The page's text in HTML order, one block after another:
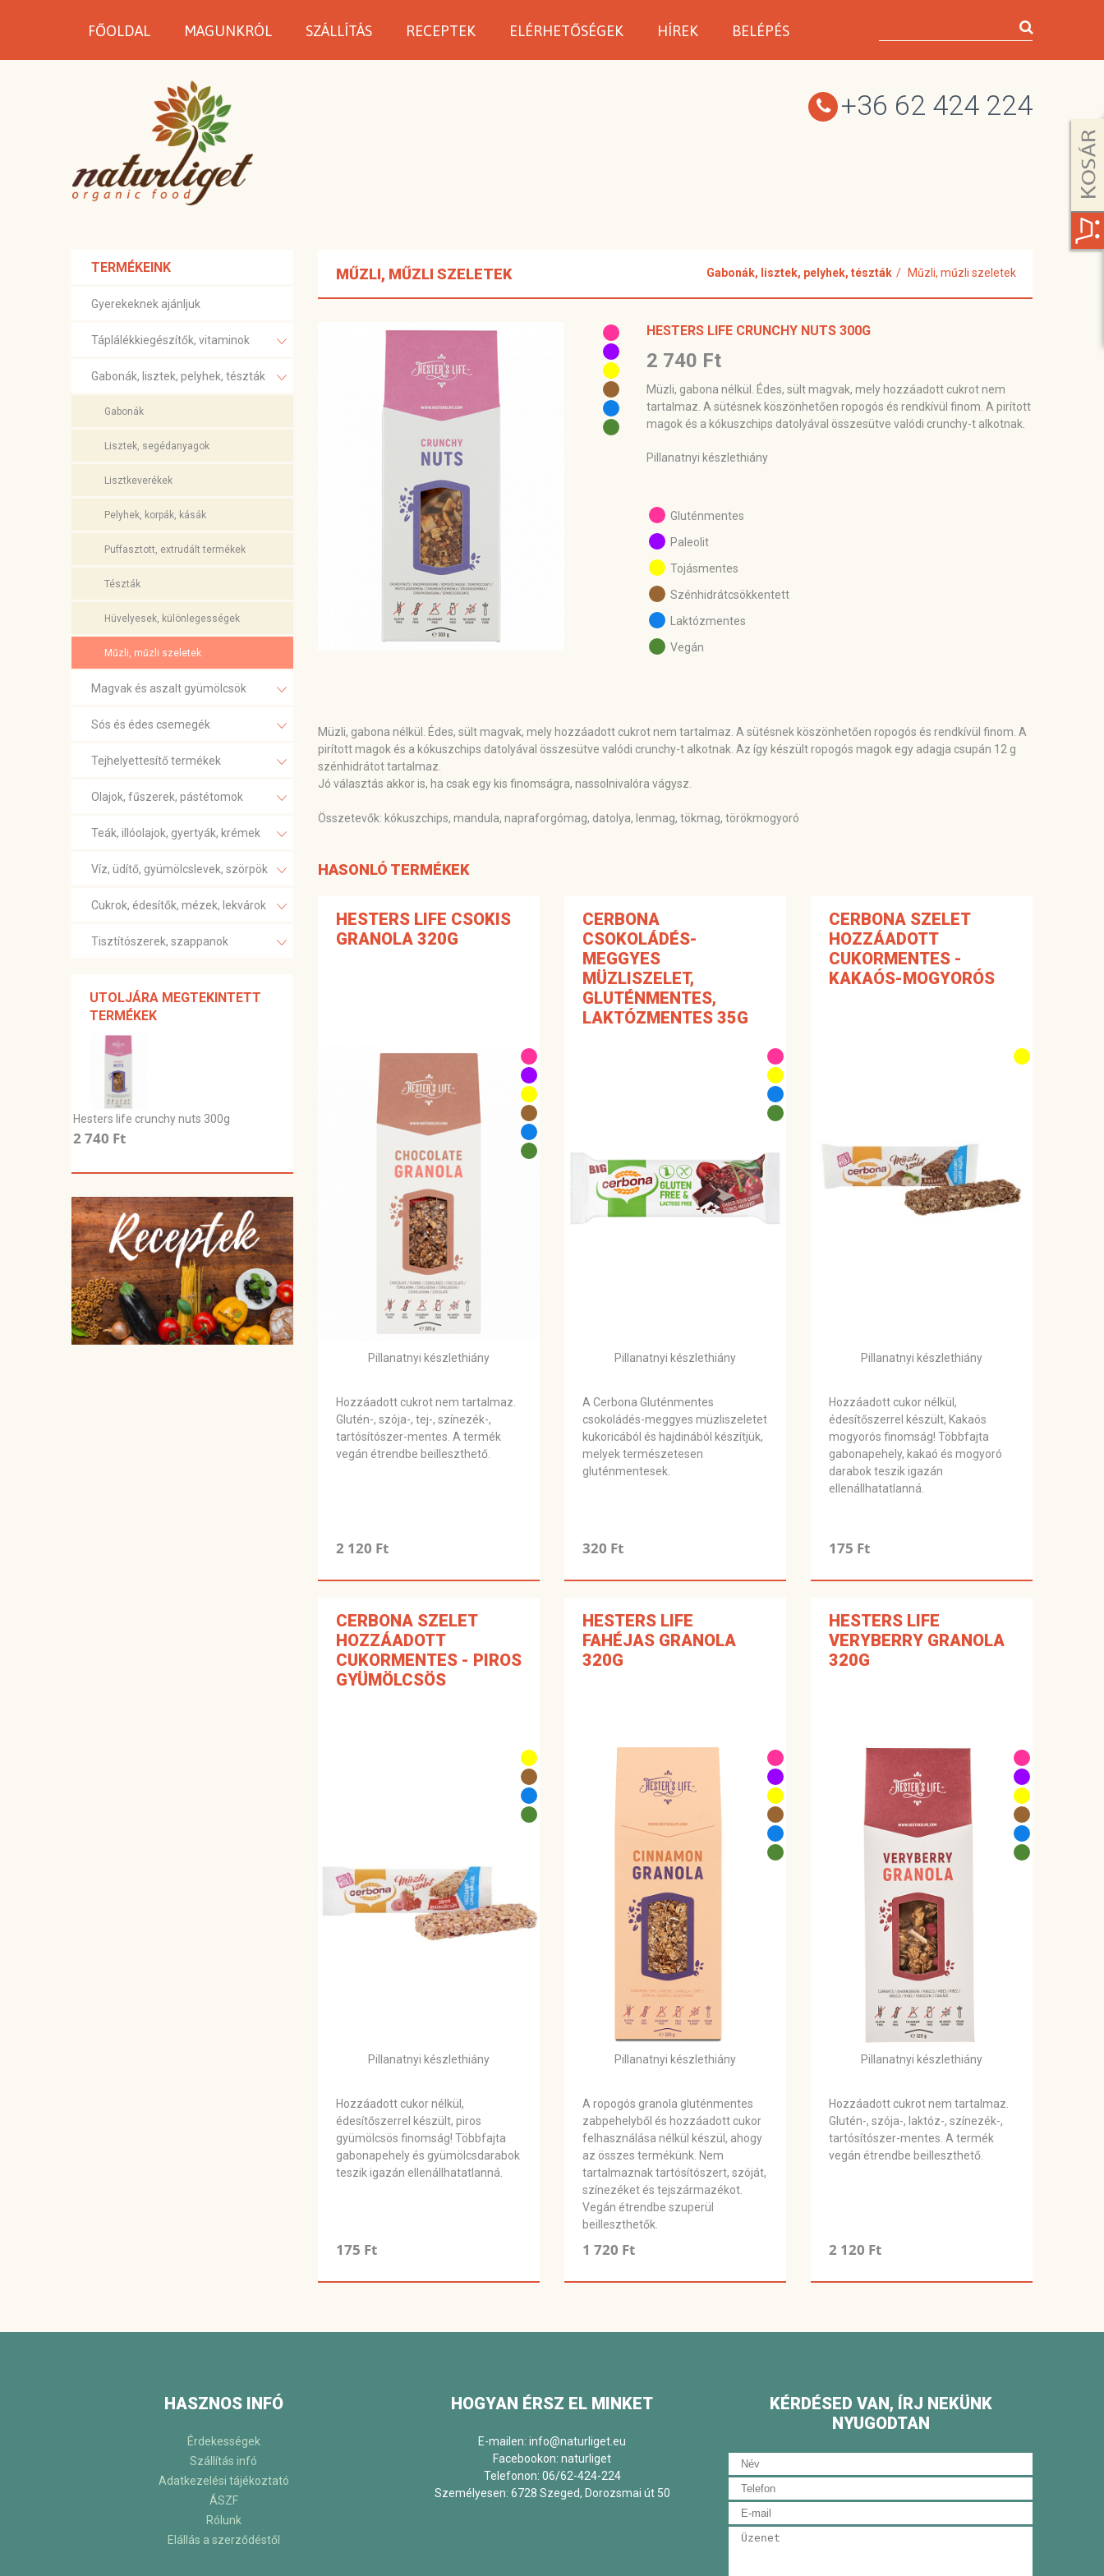
FŐOLDAL MAGUNKRÓL SZÁLLÍTÁS RECEPTEK ELÉRHETŐSÉGEK HÍREK BELÉPÉS
+36 62 424 224
TERMÉKEINK
Gyerekeknek ajánljuk
Táplálékkiegészítők, vitaminok
Gabonák, lisztek, pelyhek, tészták
Gabonák
Lisztek, segédanyagok
Lisztkeverékek
Pelyhek, korpák, kásák
Puffasztott, extrudált termékek
Tészták
Hüvelyesek, különlegességek
Műzli, műzli szeletek
Magvak és aszalt gyümölcsök
Sós és édes csemegék
Tejhelyettesítő termékek
Olajok, fűszerek, pástétomok
Teák, illóolajok, gyertyák, krémek
Víz, üdítő, gyümölcslevek, szörpök
Cukrok, édesítők, mézek, lekvárok
Tisztítószerek, szappanok
UTOLJÁRA MEGTEKINTETT
TERMÉKEK
Hesters life crunchy nuts 300g
2 740 Ft
MŰZLI, MŰZLI SZELETEK Gabonák, lisztek, pelyhek, tészták Műzli, műzli szeletek
HESTERS LIFE CRUNCHY NUTS 300G
2 740 Ft
Müzli, gabona nélkül. Édes, sült magvak, mely hozzáadott cukrot nem
tartalmaz. A sütésnek köszönhetően ropogós és rendkívül finom. A pirított
magok és a kókuszchips datolyával összesütve valódi crunchy-t alkotnak.
Pillanatnyi készlethiány
Gluténmentes
Paleolit
Tojásmentes
Szénhidrátcsökkentett
Laktózmentes
Vegán
Müzli, gabona nélkül. Édes, sült magvak, mely hozzáadott cukrot nem tartalmaz. A sütésnek köszönhetően ropogós és rendkívül finom. A
pirított magok és a kókuszchips datolyával összesütve valódi crunchy-t alkotnak. Az így készült ropogós magok egy adagja csupán 12 g
szénhidrátot tartalmaz.
Jó választás akkor is, ha csak egy kis finomságra, nassolnivalóra vágysz.
Összetevők: kókuszchips, mandula, napraforgómag, datolya, lenmag, tökmag, törökmogyoró
HASONLÓ TERMÉKEK
HESTERS LIFE CSOKIS
GRANOLA 320G
Pillanatnyi készlethiány
Hozzáadott cukrot nem tartalmaz.
Glutén-, szója-, tej-, színezék-,
tartósítószer-mentes. A termék
vegán étrendbe beilleszthető.
2 120 Ft
CERBONA
CSOKOLÁDÉS-
MEGGYES
MÜZLISZELET,
GLUTÉNMENTES,
LAKTÓZMENTES 35G
Pillanatnyi készlethiány
A Cerbona Gluténmentes
csokoládés-meggyes müzliszeletet
kukoricából és hajdinából készítjük,
melyek természetesen
gluténmentesek.
320 Ft
CERBONA SZELET
HOZZÁADOTT
CUKORMENTES -
KAKAÓS-MOGYORÓS
Pillanatnyi készlethiány
Hozzáadott cukor nélkül,
édesítőszerrel készült, Kakaós
mogyorós finomság! Többfajta
gabonapehely, kakaó és mogyoró
darabok teszik igazán
ellenállhatatlanná.
175 Ft
CERBONA SZELET
HOZZÁADOTT
CUKORMENTES - PIROS
GYÜMÖLCSÖS
Pillanatnyi készlethiány
Hozzáadott cukor nélkül,
édesítőszerrel készült, piros
gyümölcsös finomság! Többfajta
gabonapehely és gyümölcsdarabok
teszik igazán ellenállhatatlanná.
175 Ft
HESTERS LIFE
FAHÉJAS GRANOLA
320G
Pillanatnyi készlethiány
A ropogós granola gluténmentes
zabpehelyből és hozzáadott cukor
felhasználása nélkül készül, ahogy
az összes termékünk. Nem
tartalmaznak tartósítószert, szóját,
színezéket és tejszármazékot.
Vegán étrendbe szuperül
beilleszthetők.
1 720 Ft
HESTERS LIFE
VERYBERRY GRANOLA
320G
Pillanatnyi készlethiány
Hozzáadott cukrot nem tartalmaz.
Glutén-, szója-, laktóz-, színezék-,
tartósítószer-mentes. A termék
vegán étrendbe beilleszthető.
2 120 Ft
HASZNOS INFÓ
Érdekességek
Szállítás infó
Adatkezelési tájékoztató
ÁSZF
Rólunk
Elállás a szerződéstől
HOGYAN ÉRSZ EL MINKET
E-mailen: info@naturliget.eu
Facebookon: naturliget
Telefonon: 06/62-424-224
Személyesen: 6728 Szeged, Dorozsmai út 50
KÉRDÉSED VAN, ÍRJ NEKÜNK
NYUGODTAN